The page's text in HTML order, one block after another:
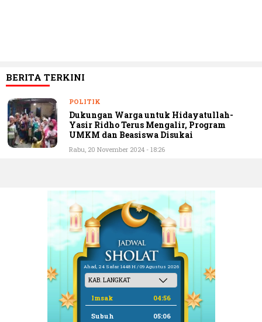
BERITA TERKINI
POLITIK
Dukungan Warga untuk Hidayatullah-
Yasir Ridho Terus Mengalir, Program
UMKM dan Beasiswa Disukai
Rabu, 20 November 2024 - 18:26
Ahad, 24 Safar 1448 H / 09 Agustus 2026
Imsak 04:56
Subuh 05:06